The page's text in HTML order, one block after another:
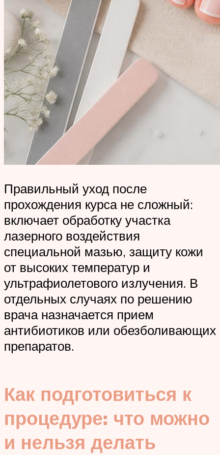
Правильный уход после
прохождения курса не сложный:
включает обработку участка
лазерного воздействия
специальной мазью, защиту кожи
от высоких температур и
ультрафиолетового излучения. В
отдельных случаях по решению
врача назначается прием
антибиотиков или обезболивающих
препаратов.
Как подготовиться к
процедуре: что можно
и нельзя делать